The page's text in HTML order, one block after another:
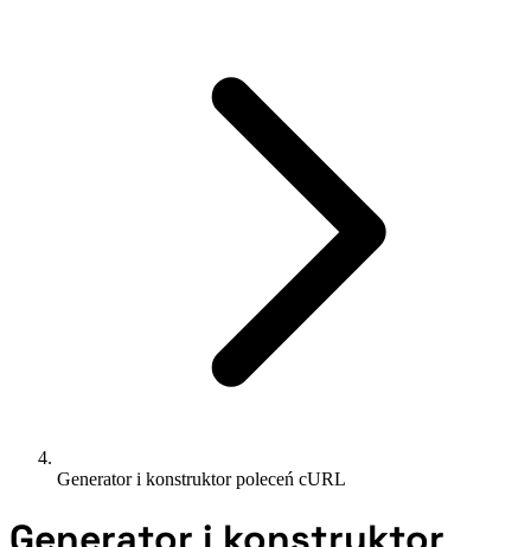
Generator i konstruktor poleceń cURL